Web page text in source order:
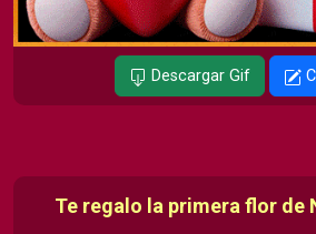
Descargar Gif
Te regalo la primera flor de